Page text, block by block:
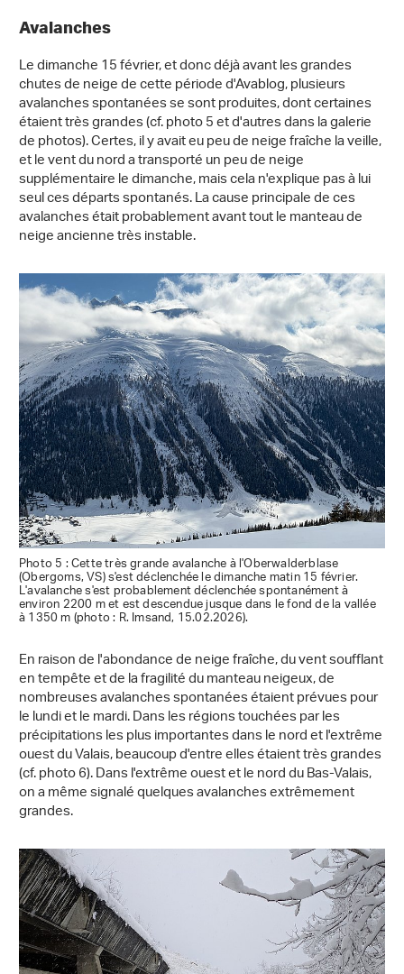
Avalanches
Le dimanche 15 février, et donc déjà avant les grandes
chutes de neige de cette période d'Avablog, plusieurs
avalanches spontanées se sont produites, dont certaines
étaient très grandes (cf. photo 5 et d'autres dans la galerie
de photos). Certes, il y avait eu peu de neige fraîche la veille,
et le vent du nord a transporté un peu de neige
supplémentaire le dimanche, mais cela n'explique pas à lui
seul ces départs spontanés. La cause principale de ces
avalanches était probablement avant tout le manteau de
neige ancienne très instable.
Photo 5 : Cette très grande avalanche à l'Oberwalderblase
(Obergoms, VS) s'est déclenchée le dimanche matin 15 février.
L'avalanche s'est probablement déclenchée spontanément à
environ 2200 m et est descendue jusque dans le fond de la vallée
à 1350 m (photo : R. Imsand, 15.02.2026).
En raison de l'abondance de neige fraîche, du vent soufflant
en tempête et de la fragilité du manteau neigeux, de
nombreuses avalanches spontanées étaient prévues pour
le lundi et le mardi. Dans les régions touchées par les
précipitations les plus importantes dans le nord et l'extrême
ouest du Valais, beaucoup d'entre elles étaient très grandes
(cf. photo 6). Dans l'extrême ouest et le nord du Bas-Valais,
on a même signalé quelques avalanches extrêmement
grandes.